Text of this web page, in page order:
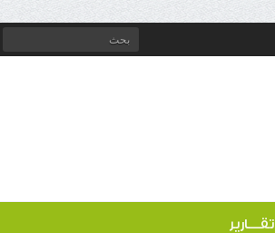
تقـــارير